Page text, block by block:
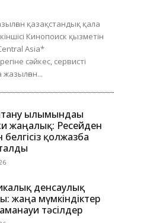
қазақстандық қала
Кинопоиск қызметін
Asia*
сәйкес, сервисті
ғылымындағы
жаңалық: Ресейден
белгісіз қолжазба
денсаулық
жаңа мүмкіндіктер
тәсілдер